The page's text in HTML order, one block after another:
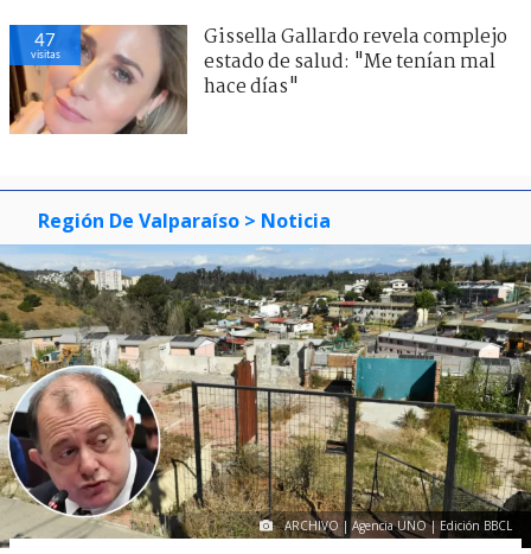
47
visitas
Gissella Gallardo revela complejo
estado de salud: "Me tenían mal
hace días"
Región De Valparaíso > Noticia
ARCHIVO | Agencia UNO | Edición BBCL